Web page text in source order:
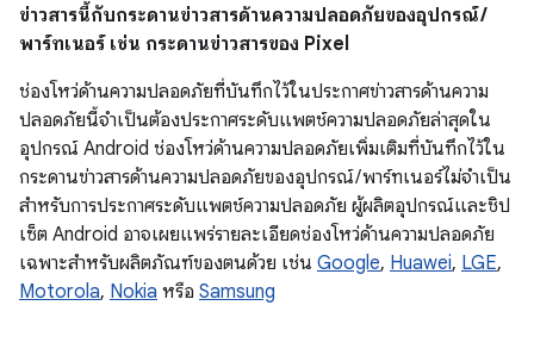
ข่าวสารนี้กับกระดานข่าวสารด้านความปลอดภัยของอุปกรณ์ /
พาร์ทเนอร์ เช่น กระดานข่าวสารของ Pixel
ช่องโหว่ด้านความปลอดภัยที่บันทึกไว้ในประกาศข่าวสารด้านความ
ปลอดภัยนี้จำเป็นต้องประกาศระดับแพตช์ความปลอดภัยล่าสุดใน
อุปกรณ์ Android ช่องโหว่ด้านความปลอดภัยเพิ่มเติมที่บันทึกไว้ใน
กระดานข่าวสารด้านความปลอดภัยของอุปกรณ์ / พาร์ทเนอร์ไม่จำเป็น
สำหรับการประกาศระดับแพตช์ความปลอดภัย ผู้ผลิตอุปกรณ์และชิป
เซ็ต Android อาจเผยแพร่รายละเอียดช่องโหว่ด้านความปลอดภัย
เฉพาะสำหรับผลิตภัณฑ์ของตนด้วย เช่น Google, Huawei, LGE,
Motorola, Nokia หรือ Samsung